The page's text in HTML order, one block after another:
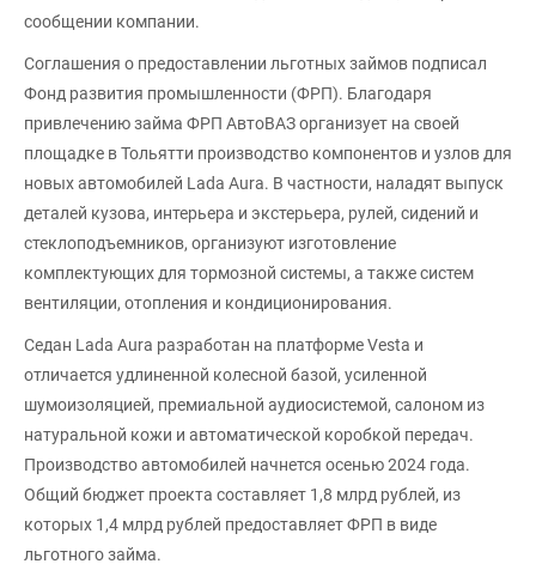
сообщении компании.
Соглашения о предоставлении льготных займов подписал
Фонд развития промышленности (ФРП). Благодаря
привлечению займа ФРП АвтоВАЗ организует на своей
площадке в Тольятти производство компонентов и узлов для
новых автомобилей Lada Aura. В частности, наладят выпуск
деталей кузова, интерьера и экстерьера, рулей, сидений и
стеклоподъемников, организуют изготовление
комплектующих для тормозной системы, а также систем
вентиляции, отопления и кондиционирования.
Седан Lada Aura разработан на платформе Vesta и
отличается удлиненной колесной базой, усиленной
шумоизоляцией, премиальной аудиосистемой, салоном из
натуральной кожи и автоматической коробкой передач.
Производство автомобилей начнется осенью 2024 года.
Общий бюджет проекта составляет 1,8 млрд рублей, из
которых 1,4 млрд рублей предоставляет ФРП в виде
льготного займа.